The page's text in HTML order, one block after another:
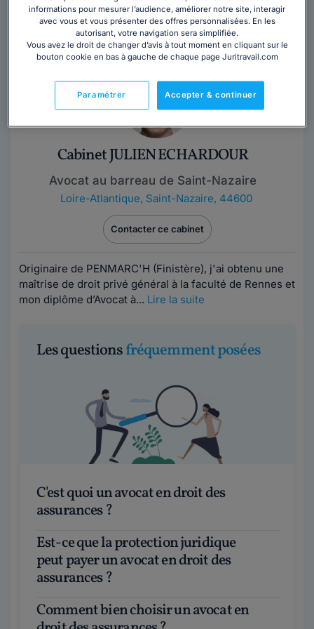
transports, assurances et en droit de la mobilité
internationale (droit des étrangers).Lire la suite
Cabinet JULIEN ECHARDOUR
Avocat au barreau de Saint-Nazaire
Loire-Atlantique, Saint-Nazaire, 44600
Contacter ce cabinet
Originaire de PENMARC'H (Finistère), j'ai obtenu une
maîtrise de droit privé général à la faculté de Rennes et
mon diplôme d’Avocat à... Lire la suite
Les questionsfréquemment posées
C'est quoi un avocat en droit des
assurances ?
Est-ce que la protection juridique
peut payer un avocat en droit des
assurances ?
Comment bien choisir un avocat en
informations pour mesurer l’audience, améliorer notre site, interagir
avec vous et vous présenter des offres personnalisées. En les
autorisant, votre navigation sera simplifiée.
Vous avez le droit de changer d’avis à tout moment en cliquant sur le
bouton cookie en bas à gauche de chaque page Juritravail.com
Accepter & continuer
Paramétrer